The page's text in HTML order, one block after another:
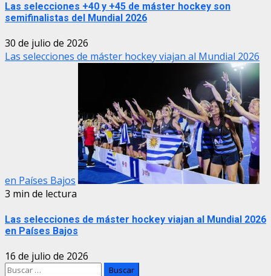
Las selecciones +40 y +45 de máster hockey son
semifinalistas del Mundial 2026
30 de julio de 2026
Las selecciones de máster hockey viajan al Mundial 2026
en Países Bajos
3 min de lectura
Las selecciones de máster hockey viajan al Mundial 2026
en Países Bajos
16 de julio de 2026
Buscar: